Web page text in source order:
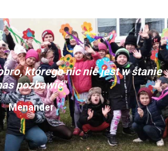
którego nic nie jest w stanie
pozbawić"
Menander